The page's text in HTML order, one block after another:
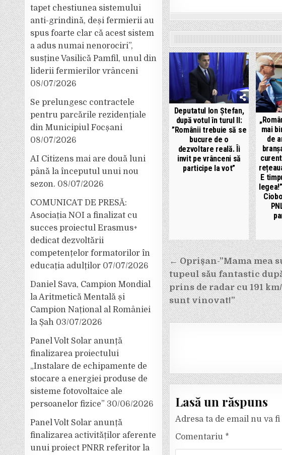
Deputatul Ion Ștefan,
după votul în turul II:
”Românii trebuie să se
bucure de o
dezvoltare reală. Îi
invit pe vrânceni să
participe la vot”
mai
de
E
Navigare
în
articole
← Oprișan-”Mama mea
tupeul său fantastic
prins de radar cu 191
sunt vinovat!”
Lasă un răspuns
Adresa ta de email nu va
Comentariu *
tapet chestiunea sistemului
anti-grindină, deși fermierii au
spus foarte clar că acest sistem
a adus numai nenorociri”,
susține Vasilică Pamfil, unul din
liderii fermierilor vrânceni
08/07/2026
Se prelungesc contractele
pentru parcările rezidențiale
din Municipiul Focșani
08/07/2026
AI Citizens mai are două luni
până la începutul unui nou
sezon. 08/07/2026
COMUNICAT DE PRESĂ:
Asociația NOI a finalizat cu
succes proiectul Erasmus+
dedicat dezvoltării
competențelor formatorilor în
educația adulților 07/07/2026
Daniel Sava, Campion Mondial
la Aritmetică Mentală și
Campion Național al României
la Șah 03/07/2026
Panel Volt Solar anunță
finalizarea proiectului
„Instalare de echipamente de
stocare a energiei produse de
sisteme fotovoltaice ale
persoanelor fizice” 30/06/2026
Panel Volt Solar anunță
finalizarea activităților aferente
unui proiect PNRR referitor la